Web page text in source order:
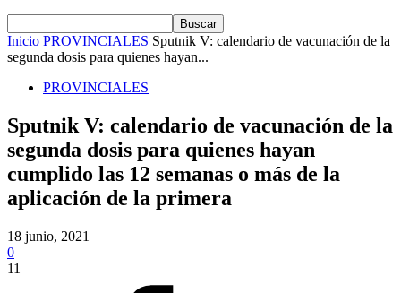
Inicio PROVINCIALES Sputnik V: calendario de vacunación de la
segunda dosis para quienes hayan...
PROVINCIALES
Sputnik V: calendario de vacunación de la
segunda dosis para quienes hayan
cumplido las 12 semanas o más de la
aplicación de la primera
18 junio, 2021
0
11